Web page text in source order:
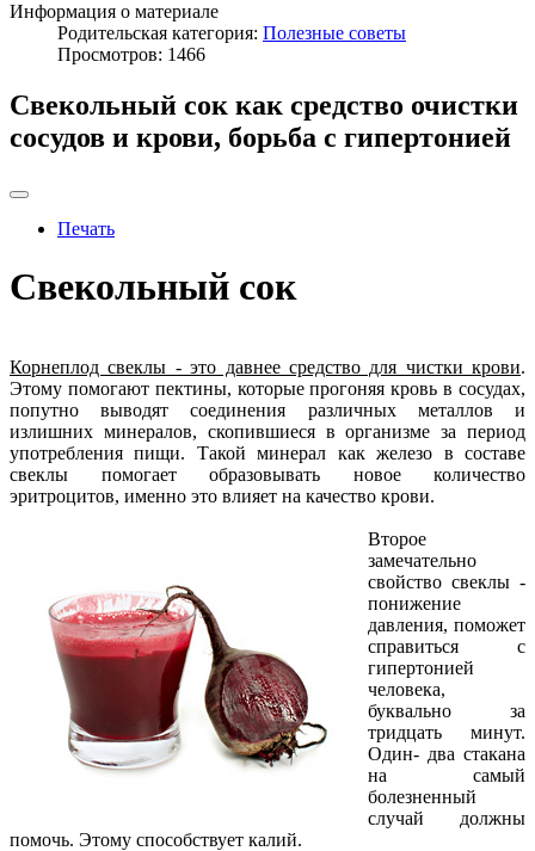
Информация о материале
Родительская категория: Полезные советы
Просмотров: 1466
Свекольный сок как средство очистки
сосудов и крови, борьба с гипертонией
Печать
Свекольный сок
Корнеплод свеклы - это давнее средство для чистки крови.
Этому помогают пектины, которые прогоняя кровь в сосудах,
попутно выводят соединения различных металлов и
излишних минералов, скопившиеся в организме за период
употребления пищи. Такой минерал как железо в составе
свеклы помогает образовывать новое количество
эритроцитов, именно это влияет на качество крови.
Второе
замечательно
свойство свеклы -
понижение
давления, поможет
справиться с
гипертонией
человека,
буквально за
тридцать минут.
Один- два стакана
на самый
болезненный
случай должны
помочь. Этому способствует калий.